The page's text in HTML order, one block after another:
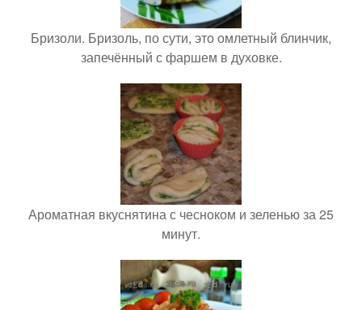
Бризоли. Бризоль, по сути, это омлетный блинчик,
запечённый с фаршем в духовке.
Ароматная вкуснятина с чесноком и зеленью за 25
минут.